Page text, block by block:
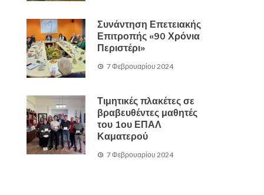
Συνάντηση Επετειακής
Επιτροπής «90 Χρόνια
Περιστέρι»
7 Φεβρουαρίου 2024
Τιμητικές πλακέτες σε
βραβευθέντες μαθητές
του 1ου ΕΠΑΛ
Καματερού
7 Φεβρουαρίου 2024